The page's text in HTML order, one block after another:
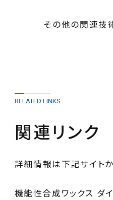
その他の関連技
RELATED LINKS
関連リンク
詳細情報は下記サイト
機能性合成ワックス ダ